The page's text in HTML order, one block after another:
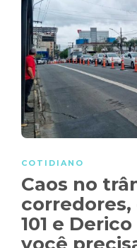
COTIDIANO
Caos no
corredores,
101 e